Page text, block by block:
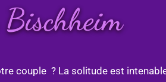
couple ? La solitude est